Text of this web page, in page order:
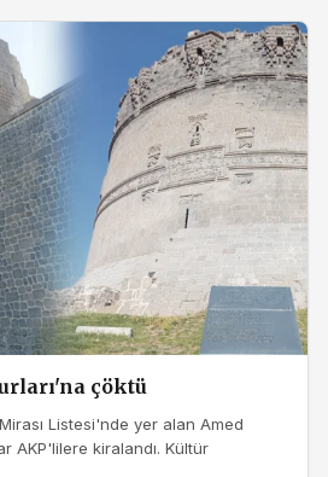
çöktü
Listesi'nde yer alan Amed
AKP'lilere kiralandı. Kültür